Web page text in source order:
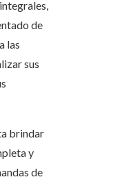
de
las
sus
brindar
y
de